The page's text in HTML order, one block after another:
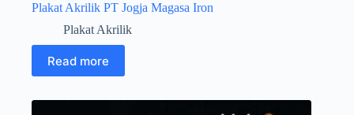
Plakat Akrilik PT Jogja Magasa Iron
Plakat Akrilik
Read more